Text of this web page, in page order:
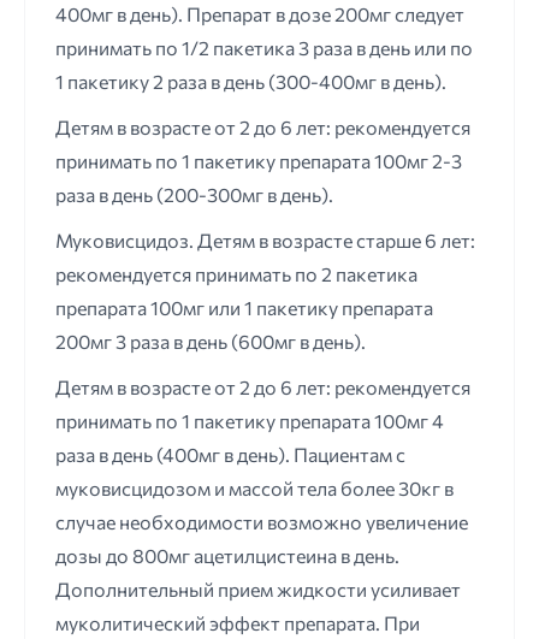
400мг в день). Препарат в дозе 200мг следует
принимать по 1/2 пакетика 3 раза в день или по
1 пакетику 2 раза в день (300-400мг в день).
Детям в возрасте от 2 до 6 лет: рекомендуется
принимать по 1 пакетику препарата 100мг 2-3
раза в день (200-300мг в день).
Муковисцидоз. Детям в возрасте старше 6 лет:
рекомендуется принимать по 2 пакетика
препарата 100мг или 1 пакетику препарата
200мг 3 раза в день (600мг в день).
Детям в возрасте от 2 до 6 лет: рекомендуется
принимать по 1 пакетику препарата 100мг 4
раза в день (400мг в день). Пациентам с
муковисцидозом и массой тела более 30кг в
случае необходимости возможно увеличение
дозы до 800мг ацетилцистеина в день.
Дополнительный прием жидкости усиливает
муколитический эффект препарата. При